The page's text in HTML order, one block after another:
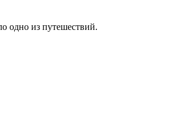
одно из путешествий.